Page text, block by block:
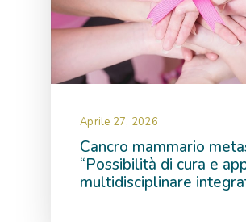
Novembre 2019
Ottobre 2019
Settembre 2019
Gennaio 2019
Dicembre 2018
Novembre 2018
Aprile 27, 2026
Cancro mammario
“Possibilità di cura e
multidisciplinare